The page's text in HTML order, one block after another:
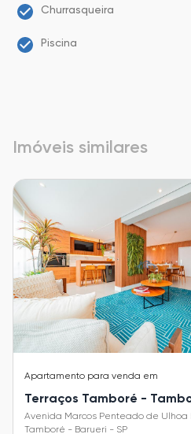
Churrasqueira
Piscina
Imóveis similares
Apartamento para venda em
Terraços Tamboré -
Avenida Marcos Penteado de Ulhoa
Tamboré - Barueri - SP